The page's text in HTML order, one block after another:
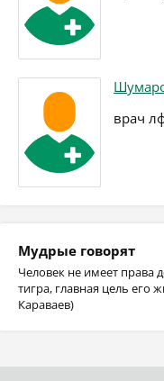
врач
Мудрые говорят
Человек не имеет права
тигра, главная цель его
Караваев)